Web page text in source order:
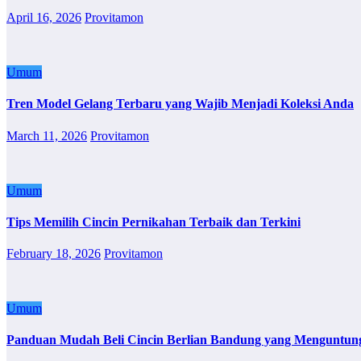
April 16, 2026 Provitamon
Umum
Tren Model Gelang Terbaru yang Wajib Menjadi Koleksi Anda
March 11, 2026 Provitamon
Umum
Tips Memilih Cincin Pernikahan Terbaik dan Terkini
February 18, 2026 Provitamon
Umum
Panduan Mudah Beli Cincin Berlian Bandung yang